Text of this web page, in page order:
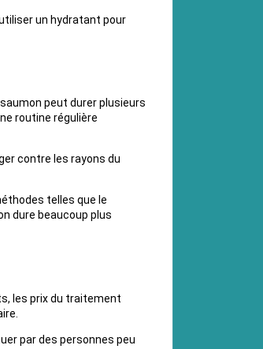
un hydratant pour
peut durer plusieurs
routine régulière
contre les rayons du
telles que le
dure beaucoup plus
les prix du traitement
par des personnes peu